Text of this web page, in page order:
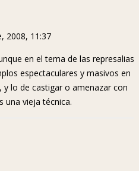
2008, 11:37
en el tema de las represalias
espectaculares y masivos en
y lo de castigar o amenazar con
una vieja técnica.